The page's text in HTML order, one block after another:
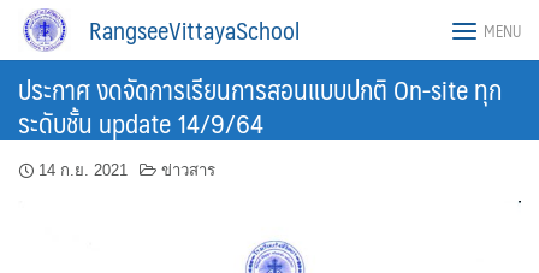
Skip
RangseeVittayaSchool MENU
ประกาศ งดจัดการเรียนการสอนแบบปกติ On-site ทุก
ระดับชั้น update 14/9/64
14 ก.ย. 2021 ข่าวสาร